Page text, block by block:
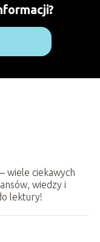
wiele ciekawych
wiedzy i
lektury!